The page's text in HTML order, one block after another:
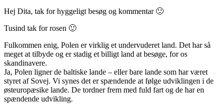
Hej Dita, tak for hyggeligt besøg og kommentar 🙂
Tusind tak for rosen 🙂
Fulkommen enig, Polen er virklig et undervuderet land. Det har så
meget at tilbyde og er stadig et billigt land at besøge, for os
skandinavere.
Ja, Polen ligner de baltiske lande – eller bare lande som har været
styret af Sovej. Vi synes det er spændende at følge udviklingen i de
østeuropæsike lande. De tordner frem med fuld fart og de har en
spændende udvikling.